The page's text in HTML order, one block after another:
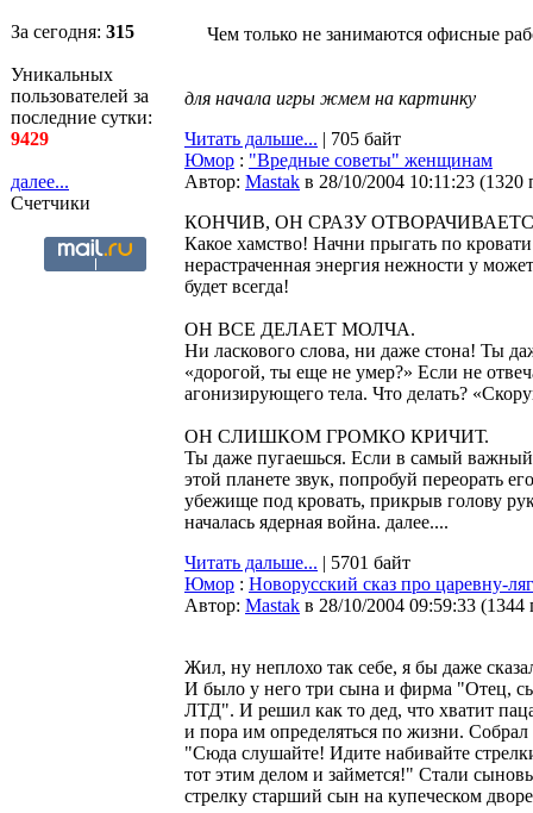
За сегодня: 315
Уникальных
пользователей за
последние сутки:
9429
далее...
Счетчики
Чем только не занимаются офисные
для начала игры жмем на картинку
Читать дальше... | 705 байт
Юмор : "Вредные советы" женщинам
Автор: Мastak в 28/10/2004 10:11:23 (1320
КОHЧИВ, ОH СРАЗУ
Какое хамство! Hачни прыгать по
нерастраченная энергия нежности у
будет всегда!
ОH ВСЕ ДЕЛАЕТ МОЛЧА.
Hи ласкового слова, ни даже стона! Ты
«дорогой, ты еще не умер?» Если не
агонизирующего тела. Что делать?
ОH СЛИШКОМ ГРОМКО КРИЧИТ.
Ты даже пугаешься. Если в самый важный
этой планете звук, попробуй переорать
убежище под кровать, прикрыв голову
началась ядерная война. далее....
Читать дальше... | 5701 байт
Юмор : Новорусский сказ про царевну-
Автор: Мastak в 28/10/2004 09:59:33 (1344
Жил, ну неплохо так себе, я бы даже
И было у него три сына и фирма "Отец,
ЛТД". И решил как то дед, что хватит
и пора им определяться по жизни.
"Сюда слушайте! Идите набивайте
тот этим делом и займется!" Стали
стрелку старший сын на купеческом